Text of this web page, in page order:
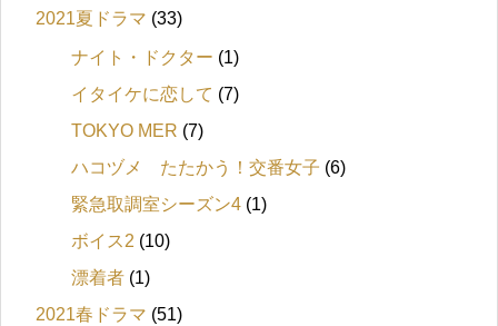
2021夏ドラマ (33)
ナイト・ドクター (1)
イタイケに恋して (7)
TOKYO MER (7)
ハコヅメ たたかう！交番女子 (6)
緊急取調室シーズン4 (1)
ボイス2 (10)
漂着者 (1)
2021春ドラマ (51)